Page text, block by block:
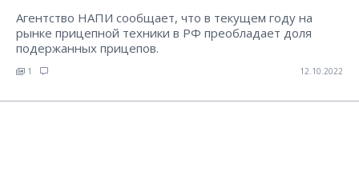
Агентство НАПИ сообщает, что в текущем году на
рынке прицепной техники в РФ преобладает доля
подержанных прицепов.
1 12.10.2022